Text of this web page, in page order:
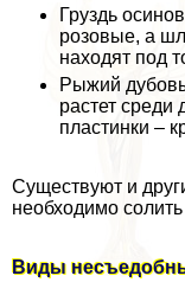
Груздь
розовые, а
находят под
Рыжий
растет
пластинки –
Существуют и
необходимо
Виды